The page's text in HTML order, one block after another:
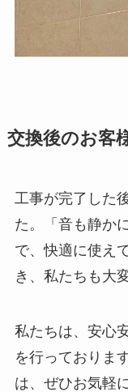
交換後のお客
工事が完了した
た。「音も静か
で、快適に使え
き、私たちも大
私たちは、安心
を行っておりま
は、ぜひお気軽